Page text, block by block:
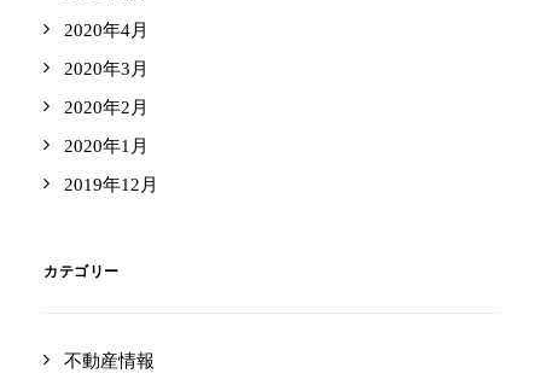
2020年4月
2020年3月
2020年2月
2020年1月
2019年12月
カテゴリー
不動産情報